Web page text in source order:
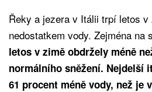
Řeky a jezera v Itálii trpí letos v
nedostatkem vody. Zejména na
letos v zimě obdržely méně
normálního sněžení. Nejdelší
61 procent méně vody, než je